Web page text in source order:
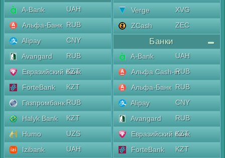
A-Bank
UAH
Альфа-Банк RUB
Alipay
CNY
Avangard
RUB
Евразийский банк
KZT
ForteBank
KZT
Газпромбанк RUB
Halyk Bank
KZT
Humo
UZS
Izibank
UAH
Verge
XVG
ZCash
ZEC
Банки
A-Bank
UAH
Альфа Cash-inRUB
Альфа-Банк RUB
Alipay
CNY
Avangard
RUB
Евразийский банк
KZT
ForteBank
KZT